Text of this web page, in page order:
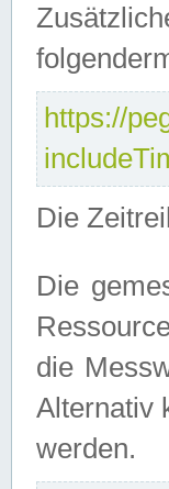
https://
Die
Die
die
Alternativ
werden.